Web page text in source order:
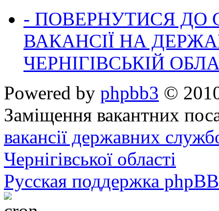
- ПОВЕРНУТИСЯ ДО
ВАКАНСІЇ НА
ЧЕРНІГІВСЬКІЙ
Powered by phpbb3 ©
Заміщення вакантних
вакансії державних
Чернігівської області
Русская поддержка phpBB